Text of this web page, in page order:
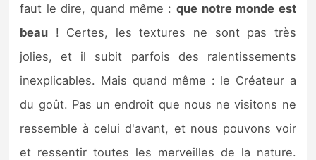
faut le dire, quand même : que notre monde est
beau ! Certes, les textures ne sont pas très
jolies, et il subit parfois des ralentissements
inexplicables. Mais quand même : le Créateur a
du goût. Pas un endroit que nous ne visitons ne
ressemble à celui d'avant, et nous pouvons voir
et ressentir toutes les merveilles de la nature.